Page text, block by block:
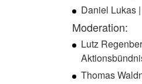
Daniel Lukas
Moderation:
Lutz
Thomas